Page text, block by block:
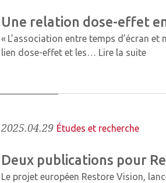
Une relation dose-effet
« L’association entre temps d’écran
lien dose-effet et les… Lire la suite
2025.04.29 Études et recherche
Deux publications pour
Le projet européen Restore Vision,